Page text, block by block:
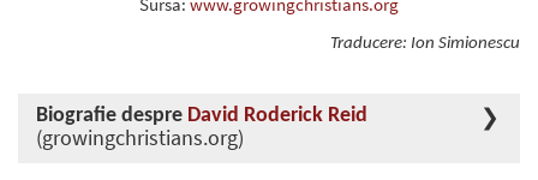
Traducere: Ion Simionescu
Biografie despre David Roderick Reid
(growingchristians.org)